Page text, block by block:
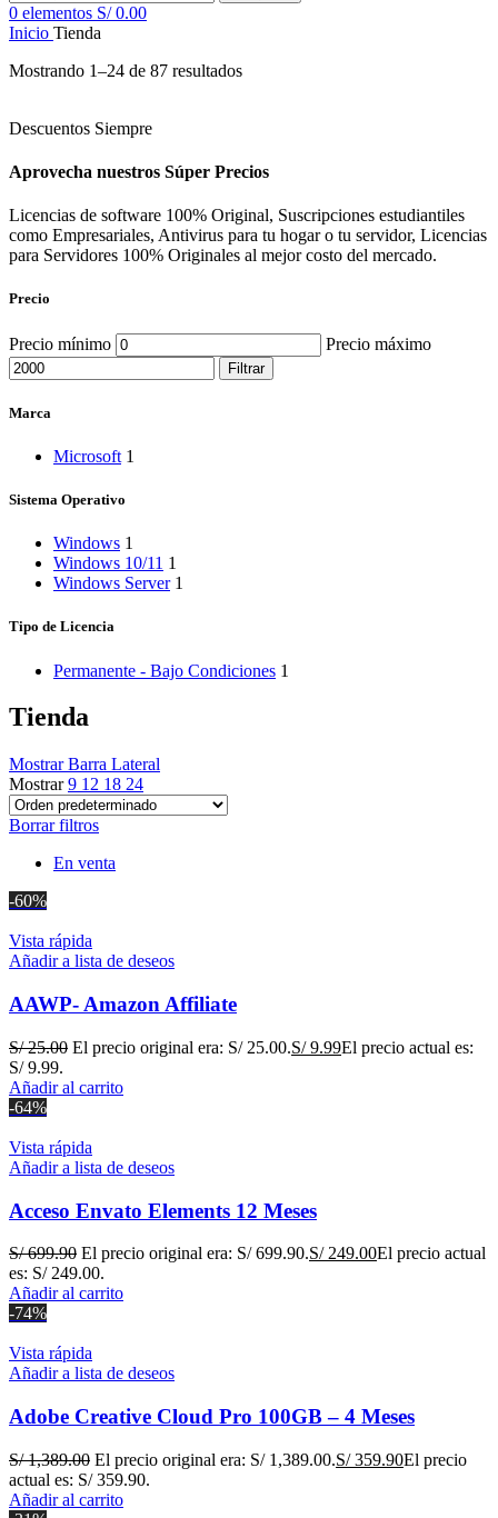
0 elementos S/0.00
Inicio Tienda
Mostrando 1–24 de 87 resultados
Descuentos Siempre
Aprovecha nuestros Súper Precios
Licencias de software 100% Original, Suscripciones estudiantiles
como Empresariales, Antivirus para tu hogar o tu servidor, Licencias
para Servidores 100% Originales al mejor costo del mercado.
Precio
Precio mínimo Precio máximo
Filtrar
Marca
Microsoft 1
Sistema Operativo
Windows 1
Windows 10/11 1
Windows Server 1
Tipo de Licencia
Permanente - Bajo Condiciones 1
Tienda
Mostrar Barra Lateral
Mostrar9 12 18 24
Borrar filtros
En venta
-60%
Vista rápida
Añadir a lista de deseos
AAWP- Amazon Affiliate
S/25.00 El precio original era: S/ 25.00.S/9.99El precio actual es:
S/ 9.99.
Añadir al carrito
-64%
Vista rápida
Añadir a lista de deseos
Acceso Envato Elements 12 Meses
S/699.90 El precio original era: S/ 699.90.S/249.00El precio actual
es: S/ 249.00.
Añadir al carrito
-74%
Vista rápida
Añadir a lista de deseos
Adobe Creative Cloud Pro 100GB – 4 Meses
S/1,389.00 El precio original era: S/ 1,389.00.S/359.90El precio
actual es: S/ 359.90.
Añadir al carrito